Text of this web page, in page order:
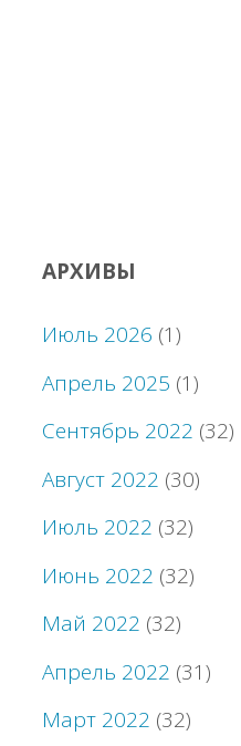
АРХИВЫ
Июль 2026 (1)
Апрель 2025 (1)
Сентябрь 2022 (32)
Август 2022 (30)
Июль 2022 (32)
Июнь 2022 (32)
Май 2022 (32)
Апрель 2022 (31)
Март 2022 (32)